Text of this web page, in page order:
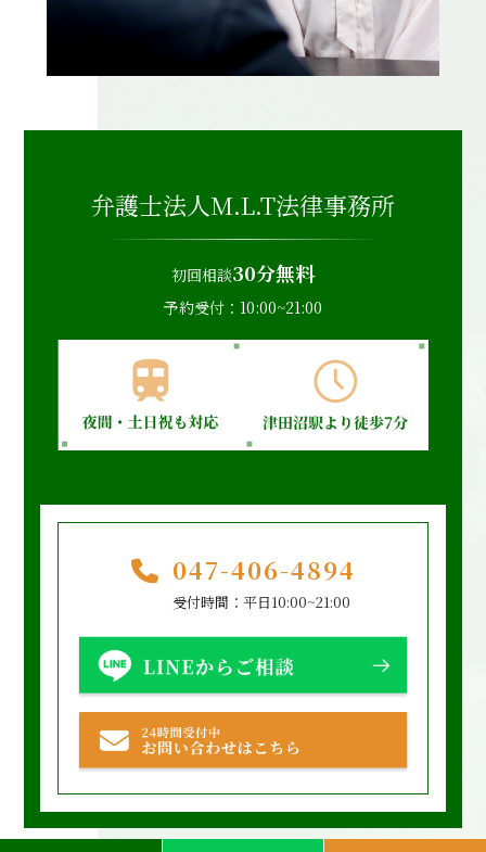
弁護士法人M.L.T法律事務所
初回相談30分無料
予約受付：10:00~21:00
047-406-4894
受付時間：平日10:00~21:00